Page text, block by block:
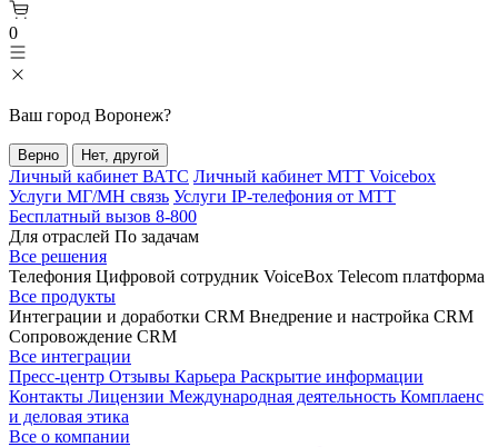
0
Ваш город Воронеж?
Верно Нет, другой
Личный кабинет ВАТС Личный кабинет МТТ Voicebox
Услуги МГ/МН связь Услуги IP-телефония от МТТ
Бесплатный вызов 8-800
Для отраслей По задачам
Все решения
Телефония Цифровой сотрудник VoiceBox Telecom платформа
Все продукты
Интеграции и доработки CRM Внедрение и настройка CRM
Сопровождение CRM
Все интеграции
Пресс-центр Отзывы Карьера Раскрытие информации
Контакты Лицензии Международная деятельность Комплаенс
и деловая этика
Все о компании